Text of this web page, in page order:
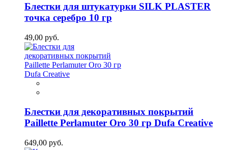
Блестки для штукатурки SILK PLASTER
точка серебро 10 гр
49,00 руб.
Блестки для декоративных покрытий
Paillette Perlamuter Oro 30 гр Dufa Creative
649,00 руб.